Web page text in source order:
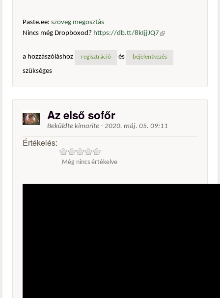
Paste.ee: szöveg megosztás
Nincs még Dropboxod? https://db.tt/8kIjjJQ7 (külső
a hozzászóláshoz
regisztráció és bejelentkezés
szükséges
Az első sofőr
Beküldte kimarite - 2020. máj. 05. 09:11
Értékelés:
Még nincs értékelve